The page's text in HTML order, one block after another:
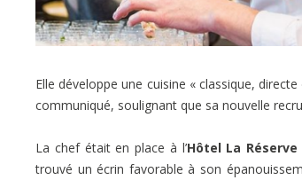
Elle développe une cuisine « classique,
communiqué, soulignant que sa nouvelle
La chef était en place à l’Hôtel La Réserve
trouvé un écrin favorable à son